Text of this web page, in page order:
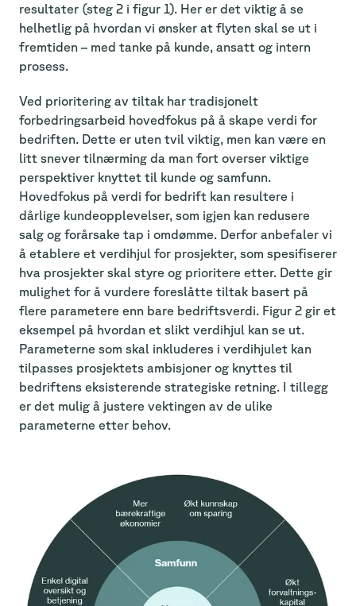
resultater (steg 2 i figur 1). Her er det viktig å se
helhetlig på hvordan vi ønsker at flyten skal se ut i
fremtiden – med tanke på kunde, ansatt og intern
prosess.
Ved prioritering av tiltak har tradisjonelt
forbedringsarbeid hovedfokus på å skape verdi for
bedriften. Dette er uten tvil viktig, men kan være en
litt snever tilnærming da man fort overser viktige
perspektiver knyttet til kunde og samfunn.
Hovedfokus på verdi for bedrift kan resultere i
dårlige kundeopplevelser, som igjen kan redusere
salg og forårsake tap i omdømme. Derfor anbefaler vi
å etablere et verdihjul for prosjekter, som spesifiserer
hva prosjekter skal styre og prioritere etter. Dette gir
mulighet for å vurdere foreslåtte tiltak basert på
flere parametere enn bare bedriftsverdi. Figur 2 gir et
eksempel på hvordan et slikt verdihjul kan se ut.
Parameterne som skal inkluderes i verdihjulet kan
tilpasses prosjektets ambisjoner og knyttes til
bedriftens eksisterende strategiske retning. I tillegg
er det mulig å justere vektingen av de ulike
parameterne etter behov.